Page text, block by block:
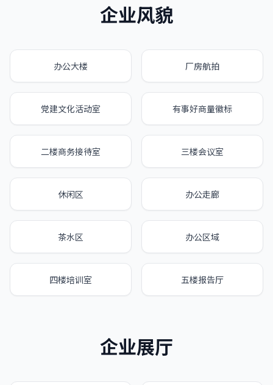
企业风貌
办公大楼 厂房航拍
党建文化活动室 有事好商量徽标
二楼商务接待室 三楼会议室
休闲区 办公走廊
茶水区 办公区域
四楼培训室 五楼报告厅
企业展厅